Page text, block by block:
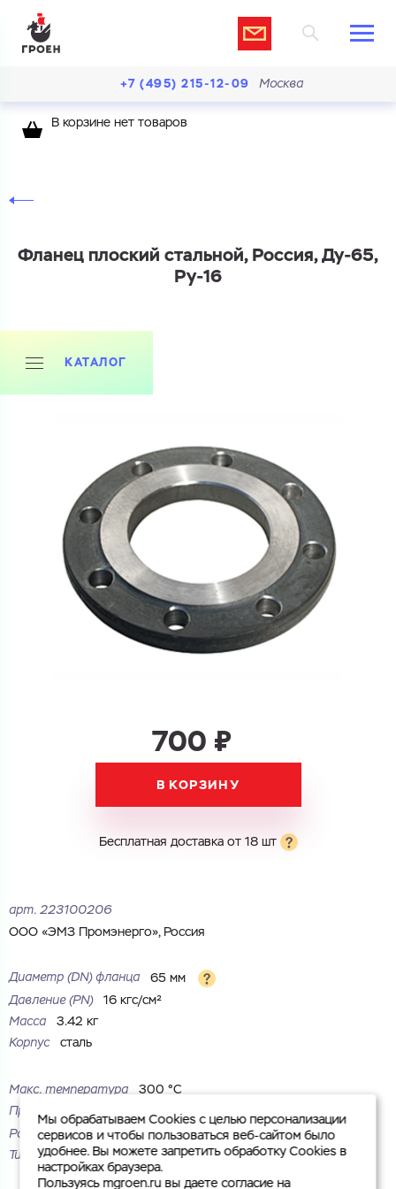
Купить как физ. лицо
Купить как юр. лицо
Номер телефона
Cоглашаюсь на обработку
ГОТОВО
Перечислите товары, которые вас интересуют
Запросить КП
Запросить Счёт
Имя
Номер телефона
Файл с реквизитами огранизации (любой формат, макс. 20
ГОТОВО
+7 (495) 215-12-09 Москва
В корзине нет товаров
Фланец плоский стальной, Россия, Ду-65,
Ру-16
КАТАЛОГ
700 ₽
В КОРЗИНУ
Бесплатная доставка от 18 шт
арт. 223100206
ООО «ЭМЗ Промэнерго», Россия
Диаметр (DN) фланца
65 мм
Давление (PN)
16 кгс/см²
Масса
3.42 кг
Корпус
сталь
Макс. температура
300 °С
Присоединение
под приварку
Рабочая среда
жидкие неагрессивные среды
Тип
плоский
Мы обрабатываем Cookies с целью персонализации
сервисов и чтобы пользоваться веб-сайтом было
удобнее. Вы можете запретить обработку Cookies в
настройках браузера.
Пользуясь mgroen.ru вы даете согласие на